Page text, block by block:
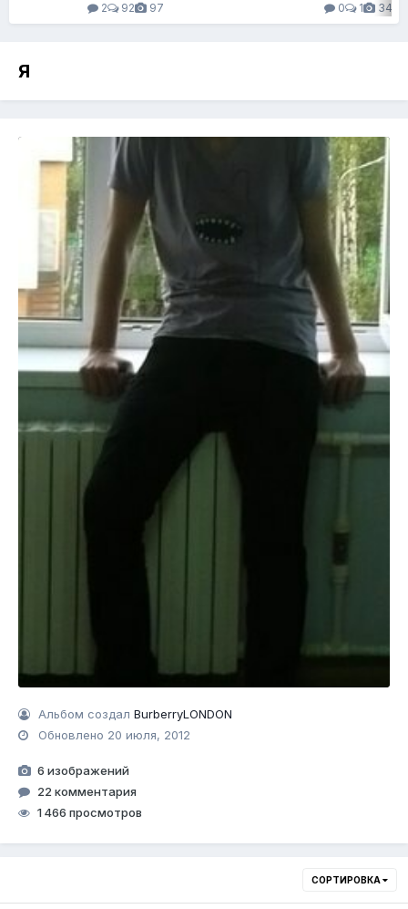
2
92 97
0
1 34
Я
Альбом создалBurberryLONDON
Обновлено 20 июля, 2012
6 изображений
22 комментария
1 466 просмотров
СОРТИРОВКА